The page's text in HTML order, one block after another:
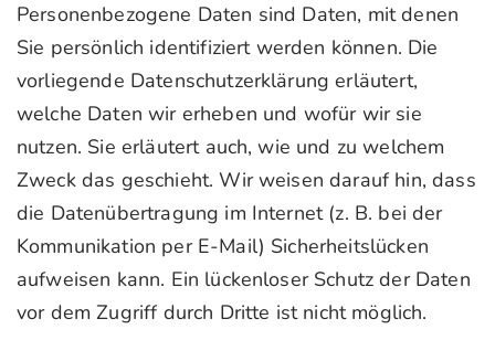
Personenbezogene Daten sind Daten, mit denen
Sie persönlich identifiziert werden können. Die
vorliegende Datenschutzerklärung erläutert,
welche Daten wir erheben und wofür wir sie
nutzen. Sie erläutert auch, wie und zu welchem
Zweck das geschieht. Wir weisen darauf hin, dass
die Datenübertragung im Internet (z. B. bei der
Kommunikation per E-Mail) Sicherheitslücken
aufweisen kann. Ein lückenloser Schutz der Daten
vor dem Zugriff durch Dritte ist nicht möglich.